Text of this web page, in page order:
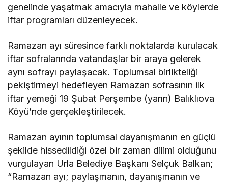
genelinde yaşatmak amacıyla mahalle ve köylerde
iftar programları düzenleyecek.
Ramazan ayı süresince farklı noktalarda kurulacak
iftar sofralarında vatandaşlar bir araya gelerek
aynı sofrayı paylaşacak. Toplumsal birlikteliği
pekiştirmeyi hedefleyen Ramazan sofrasının ilk
iftar yemeği 19 Şubat Perşembe (yarın) Balıklıova
Köyü’nde gerçekleştirilecek.
Ramazan ayının toplumsal dayanışmanın en güçlü
şekilde hissedildiği özel bir zaman dilimi olduğunu
vurgulayan Urla Belediye Başkanı Selçuk Balkan;
“Ramazan ayı; paylaşmanın, dayanışmanın ve